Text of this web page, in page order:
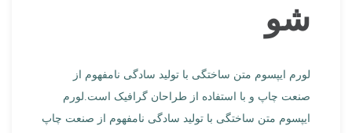
شو
لورم ایپسوم متن ساختگی با تولید سادگی نامفهوم از
صنعت چاپ و با استفاده از طراحان گرافیک است.لورم
ایپسوم متن ساختگی با تولید سادگی نامفهوم از صنعت چاپ